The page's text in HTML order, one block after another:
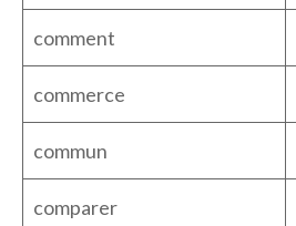
comment
commerce
commun
comparer